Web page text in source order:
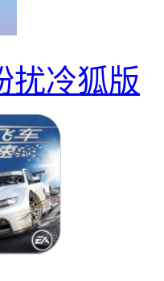
扰冷狐版